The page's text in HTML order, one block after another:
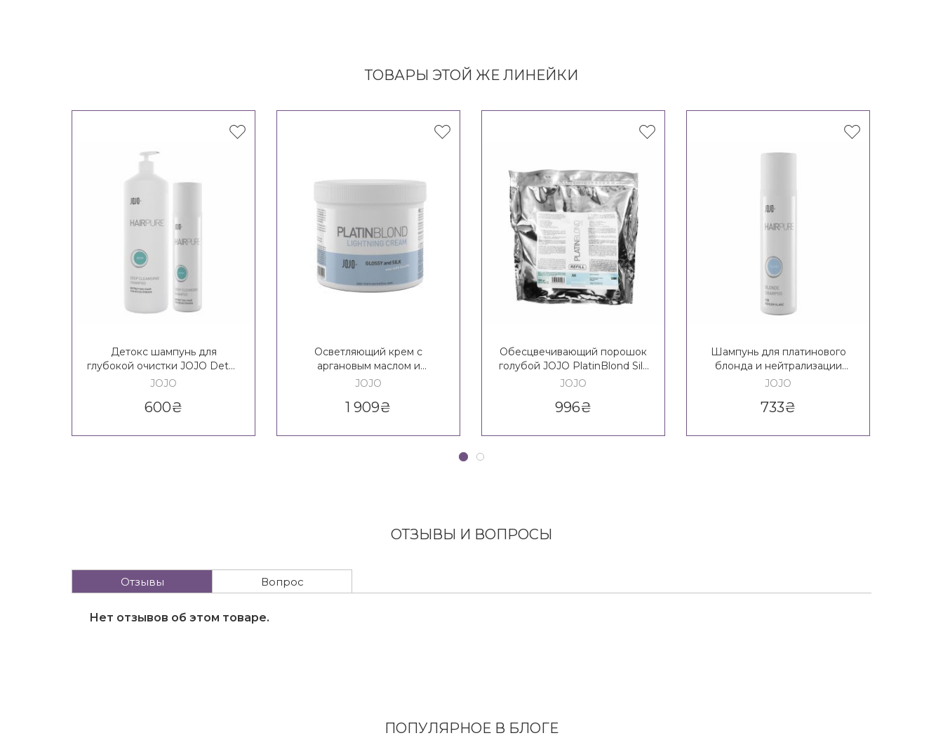
ТОВАРЫ ЭТОЙ ЖЕ ЛИНЕЙКИ
Детокс шампунь для
глубокой очистки JOJO Detox
Deep Cleansing Shampoo
JOJO
600₴
Осветляющий крем с
аргановым маслом и
коллагеном JOJO PlatinBlond
JOJO
1 909₴
Обесцвечивающий порошок
голубой JOJO PlatinBlond Silk
Bleach Powder
JOJO
996₴
Шампунь для платинового
блонда и нейтрализации
желтизны JOJO PlatinBlond
JOJO
733₴
ОТЗЫВЫ И ВОПРОСЫ
Отзывы Вопрос
Нет отзывов об этом товаре.
ПОПУЛЯРНОЕ В БЛОГЕ